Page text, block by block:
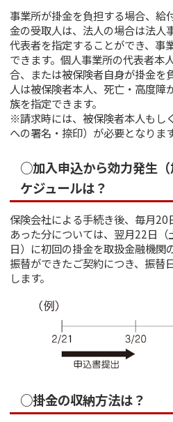
事業所が掛金を負担する場合、給
金の受取人は、法人の場合は法人
代表者を指定することができ、事
できます。個人事業所の代表者本
合、または被保険者自身が掛金を
人は被保険者本人、死亡・高度障
族を指定できます。
※請求時には、被保険者本人もし
への署名・捺印）が必要となります
○加入申込から効力発生
ケジュールは？
保険会社による手続き後、毎月20
あった分については、翌月22日
日）に初回の掛金を取扱金融機関
振替ができたご契約につき、振替
します。
○掛金の収納方法は？